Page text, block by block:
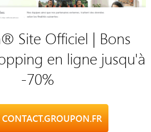
Site Officiel | Bons
en ligne jusqu'à
-70%